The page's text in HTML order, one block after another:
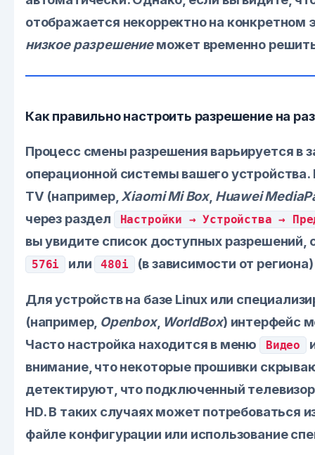
отображается некорректно на конкретном
низкое разрешениеможет временно
Как правильно настроить разрешение на
Процесс смены разрешения варьируется в
операционной системы вашего устройства.
TV (например, Xiaomi Mi Box, Huawei
через раздел
Настройки → Устройства →
вы увидите список доступных разрешений,
576i или 480i (в зависимости от
Для устройств на базе Linux или
(например, Openbox, WorldBox) интерфейс
Часто настройка находится в меню
Видео
внимание, что некоторые прошивки
детектируют, что подключенный
HD. В таких случаях может потребоваться
файле конфигурации или использование